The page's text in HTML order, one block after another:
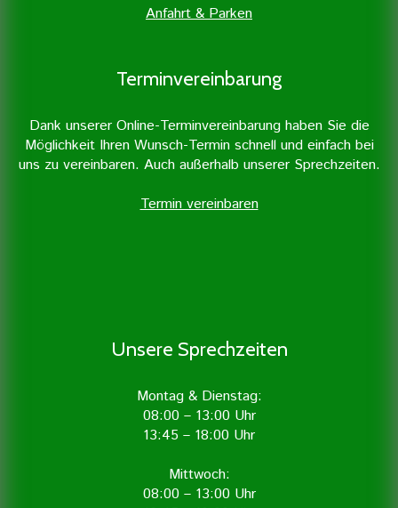
Anfahrt & Parken
Terminvereinbarung
Dank unserer Online-Terminvereinbarung haben Sie die
Möglichkeit Ihren Wunsch-Termin schnell und einfach bei
uns zu vereinbaren. Auch außerhalb unserer Sprechzeiten.
Termin vereinbaren
Unsere Sprechzeiten
Montag & Dienstag:
08:00 – 13:00 Uhr
13:45 – 18:00 Uhr
Mittwoch:
08:00 – 13:00 Uhr